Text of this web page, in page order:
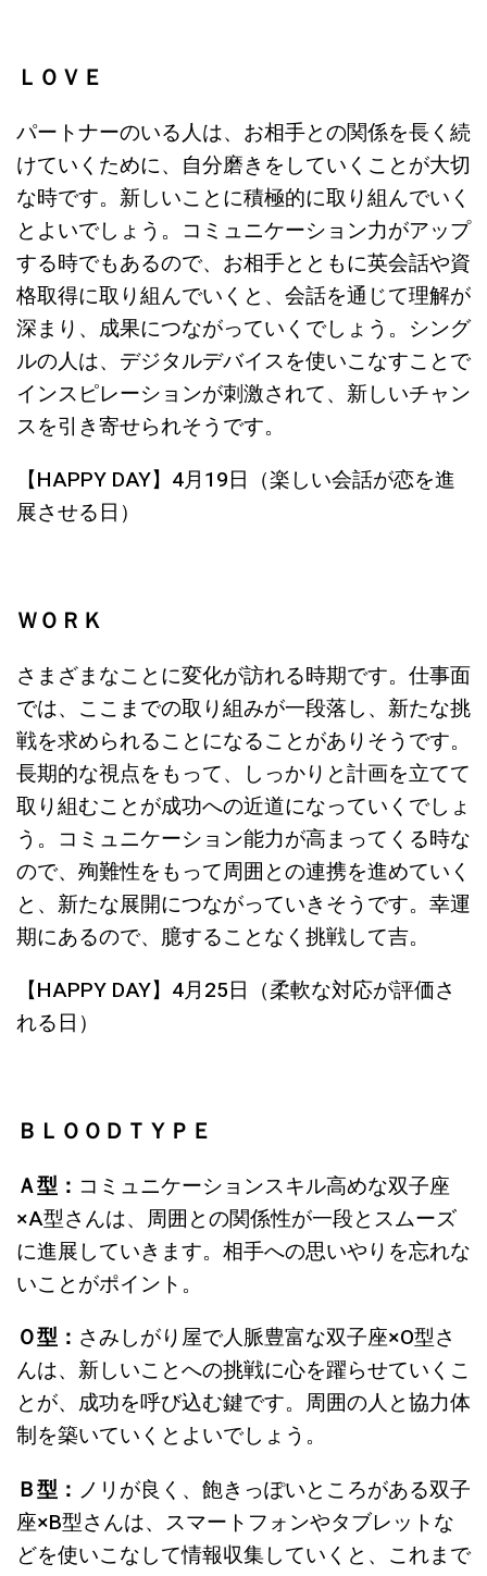
ＬＯＶＥ
パートナーのいる人は、お相手との関係を長く続
けていくために、自分磨きをしていくことが大切
な時です。新しいことに積極的に取り組んでいく
とよいでしょう。コミュニケーション力がアップ
する時でもあるので、お相手とともに英会話や資
格取得に取り組んでいくと、会話を通じて理解が
深まり、成果につながっていくでしょう。シング
ルの人は、デジタルデバイスを使いこなすことで
インスピレーションが刺激されて、新しいチャン
スを引き寄せられそうです。
【HAPPY DAY】4月19日（楽しい会話が恋を進
展させる日）
ＷＯＲＫ
さまざまなことに変化が訪れる時期です。仕事面
では、ここまでの取り組みが一段落し、新たな挑
戦を求められることになることがありそうです。
長期的な視点をもって、しっかりと計画を立てて
取り組むことが成功への近道になっていくでしょ
う。コミュニケーション能力が高まってくる時な
ので、殉難性をもって周囲との連携を進めていく
と、新たな展開につながっていきそうです。幸運
期にあるので、臆することなく挑戦して吉。
【HAPPY DAY】4月25日（柔軟な対応が評価さ
れる日）
ＢＬＯＯＤＴＹＰＥ
Ａ型： コミュニケーションスキル高めな双子座
×A型さんは、 周囲との関係性が一段とスムーズ
に進展していきます。相手への思いやりを忘れな
いことがポイント 。
Ｏ型： さみしがり屋で人脈豊富な双子座×O型さ
んは、 新しいことへの挑戦に心を躍らせていくこ
とが、成功を呼び込む鍵です。周囲の人と協力体
制を築いていくとよいでしょう 。
Ｂ型： ノリが良く、飽きっぽいところがある双子
座×B型さんは、 スマートフォンやタブレットな
どを使いこなして情報収集していくと、これまで